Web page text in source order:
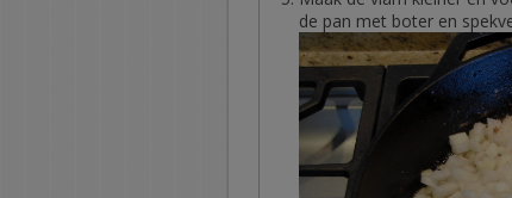
de pan met boter en